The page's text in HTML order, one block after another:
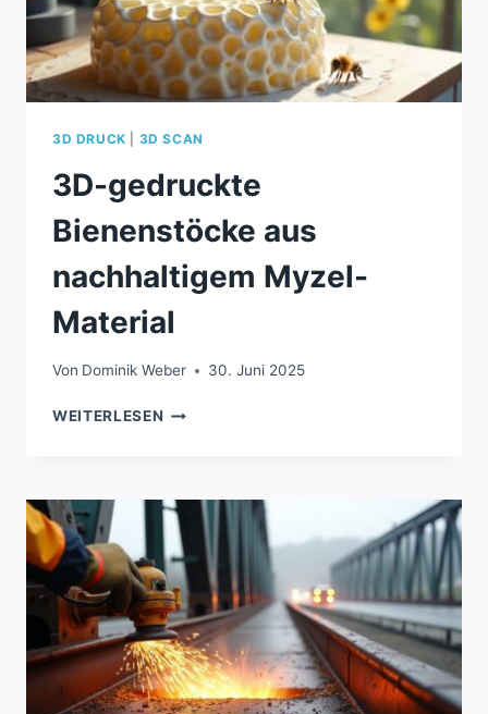
3D DRUCK 3D SCAN
3D-gedruckte
Bienenstöcke aus
nachhaltigem Myzel-
Material
Von Dominik Weber 30. Juni 2025
WEITERLESEN 3D-
NACHHALTIGEM
MYZEL-
MATERIAL